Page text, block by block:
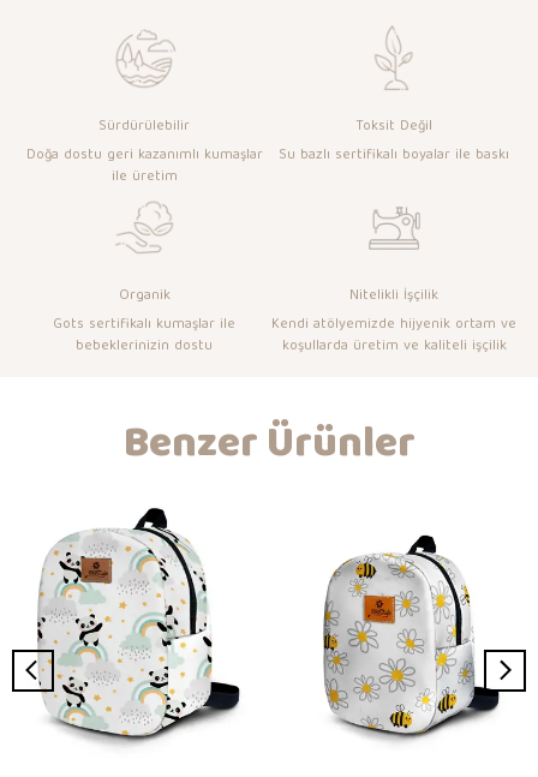
Sürdürülebilir
Doğa dostu geri kazanımlı kumaşlar
ile üretim
Toksit Değil
Su bazlı sertifikalı boyalar ile baskı
Organik
Gots sertifikalı kumaşlar ile
bebeklerinizin dostu
Nitelikli İşçilik
Kendi atölyemizde hijyenik ortam ve
koşullarda üretim ve kaliteli işçilik
Benzer Ürünler